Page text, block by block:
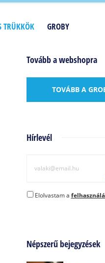
TRÜKKÖK GROBY
Tovább a webshopra
TOVÁBB A
Hírlevél
Elolvastam a
Népszerű bejegyzések